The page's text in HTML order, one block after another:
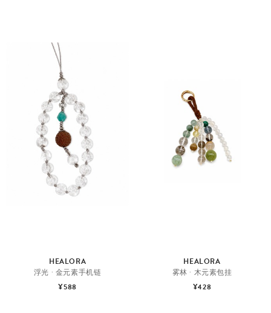
HEALORA
浮光 · 金元素手机链
¥588
HEALORA
雾林 · 木元素包挂
¥428